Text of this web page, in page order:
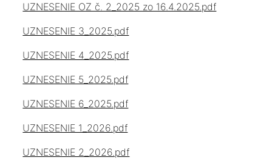
UZNESENIE OZ č. 2_2025 zo 16.4.2025.pdf
UZNESENIE 3_2025.pdf
UZNESENIE 4_2025.pdf
UZNESENIE 5_2025.pdf
UZNESENIE 6_2025.pdf
UZNESENIE 1_2026.pdf
UZNESENIE 2_2026.pdf